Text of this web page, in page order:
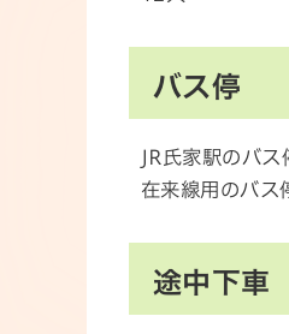
バス停
JR氏家駅のバ
在来線用のバス
途中下車